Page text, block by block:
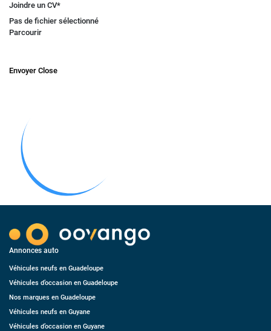
Joindre un CV*
Pas de fichier sélectionné
Parcourir
Envoyer Close
Annonces auto
Véhicules neufs en Guadeloupe
Véhicules d’occasion en Guadeloupe
Nos marques en Guadeloupe
Véhicules neufs en Guyane
Véhicules d’occasion en Guyane